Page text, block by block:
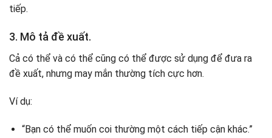
tiếp.
3. Mô tả đề xuất.
Cả có thể và có thể cũng có thể được sử dụng để đưa ra
đề xuất, nhưng may mắn thường tích cực hơn.
Ví dụ:
“Bạn có thể muốn coi thường một cách tiếp cận khác.”